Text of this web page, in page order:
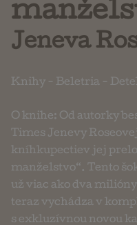
Jeneva
Knihy - Beletria -
O knihe: Od autorky
Times Jenevy
kníhkupectiev jej
manželstvo“. Tento
už viac ako dva
teraz vychádza v
s exkluzívnou novou